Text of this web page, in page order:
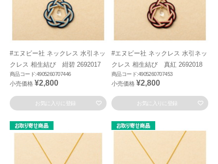
#エヌビー社 ネックレス 水引ネッ
クレス 相生結び 紺碧 2692017
商品コード:4905260707446
小売価格 ¥2,800
お気に入りに登録
#エヌビー社 ネックレス 水引ネッ
クレス 相生結び 真紅 2692018
商品コード:4905260707453
小売価格 ¥2,800
お気に入りに登録